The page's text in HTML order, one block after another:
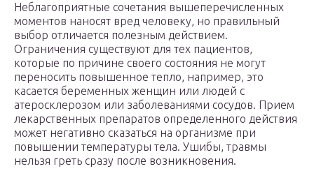
Неблагоприятные сочетания вышеперечисленных
моментов наносят вред человеку, но правильный
выбор отличается полезным действием.
Ограничения существуют для тех пациентов,
которые по причине своего состояния не могут
переносить повышенное тепло, например, это
касается беременных женщин или людей с
атеросклерозом или заболеваниями сосудов. Прием
лекарственных препаратов определенного действия
может негативно сказаться на организме при
повышении температуры тела. Ушибы, травмы
нельзя греть сразу после возникновения.